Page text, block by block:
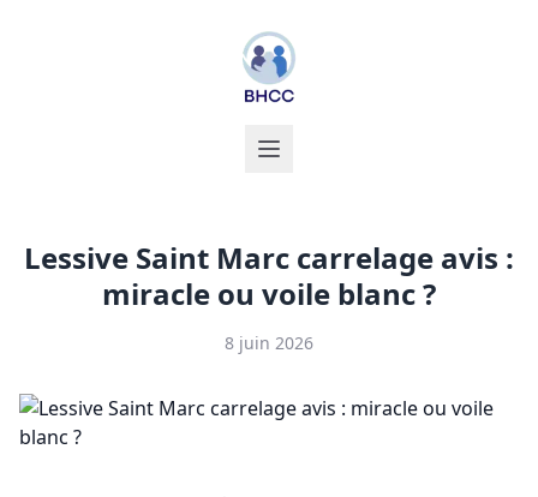
Lessive Saint Marc carrelage avis :
miracle ou voile blanc ?
8 juin 2026